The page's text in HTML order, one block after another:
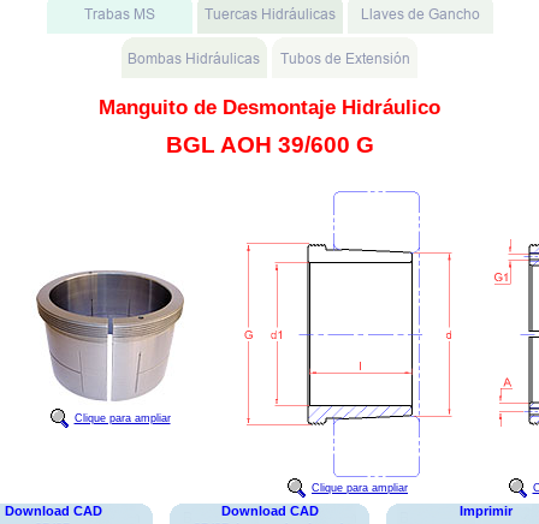
Manguito de Desmontaje Hidráulico
BGL AOH 39/600 G
Clique para ampliar
Clique para ampliar
Download CAD
Download CAD
Imprimir